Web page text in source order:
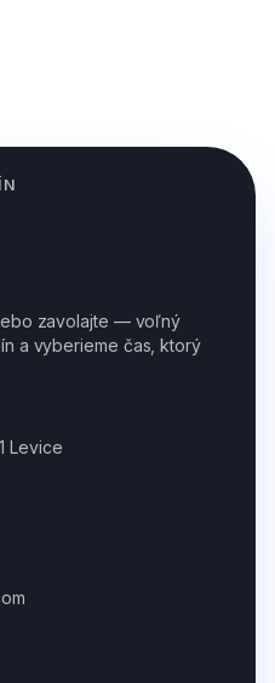
zavolajte — voľný
a vyberieme čas, ktorý
Levice